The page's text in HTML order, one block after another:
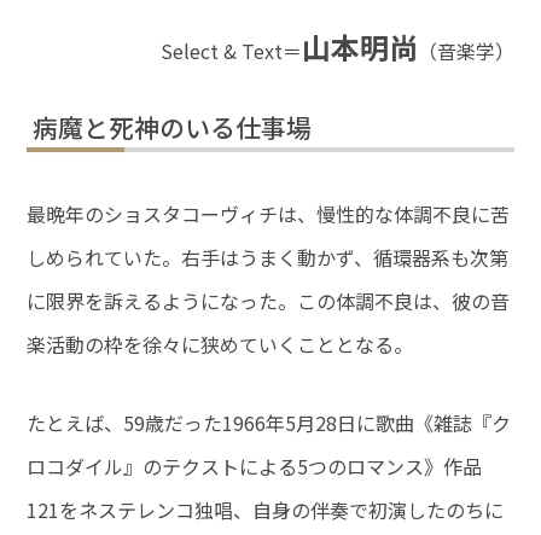
Select & Text＝山本明尚 （音楽学）
病魔と死神のいる仕事場
最晩年のショスタコーヴィチは、慢性的な体調不良に苦
しめられていた。右手はうまく動かず、循環器系も次第
に限界を訴えるようになった。この体調不良は、彼の音
楽活動の枠を徐々に狭めていくこととなる。
たとえば、59歳だった1966年5月28日に歌曲《雑誌『ク
ロコダイル』のテクストによる5つのロマンス》作品
121をネステレンコ独唱、自身の伴奏で初演したのちに